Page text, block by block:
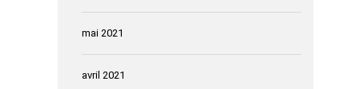
mai 2021
avril 2021